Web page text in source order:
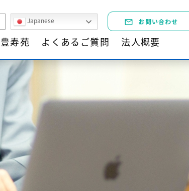
Japanese mail_outline お問い合わせ
寿苑 よくあるご質問 法人概要
よくあるご質問 法人概要 mail_outline お問い合わせ